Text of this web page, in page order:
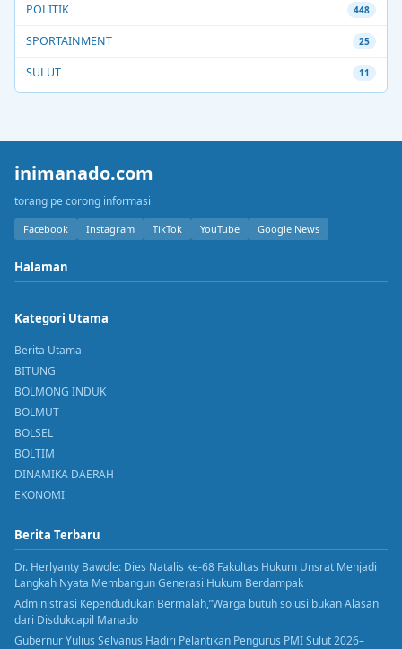
POLITIK 448
SPORTAINMENT 25
SULUT 11
inimanado.com
torang pe corong informasi
Facebook Instagram TikTok YouTube Google News
Halaman
Kategori Utama
Berita Utama
BITUNG
BOLMONG INDUK
BOLMUT
BOLSEL
BOLTIM
DINAMIKA DAERAH
EKONOMI
Berita Terbaru
Dr. Herlyanty Bawole: Dies Natalis ke-68 Fakultas Hukum Unsrat Menjadi
Langkah Nyata Membangun Generasi Hukum Berdampak
Administrasi Kependudukan Bermalah,”Warga butuh solusi bukan Alasan
dari Disdukcapil Manado
Gubernur Yulius Selvanus Hadiri Pelantikan Pengurus PMI Sulut 2026–